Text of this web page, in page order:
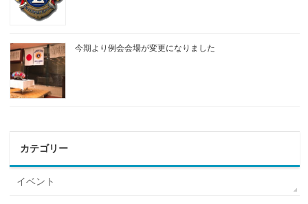
今期より例会会場が変更になりました
カテゴリー
イベント